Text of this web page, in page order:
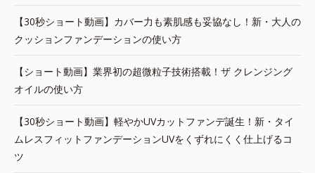
【30秒ショート動画】カバー力も素肌感も妥協なし！新・大人の
クッションファンデーションの使い方
【ショート動画】業界初の超微粒子技術搭載！ザ クレンジング
オイルの使い方
【30秒ショート動画】軽やかUVカットファンデ誕生！新・タイ
ムレスフィットファンデーションUVをくずれにくく仕上げるコ
ツ